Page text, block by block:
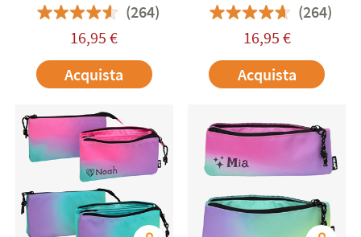
(264)
16,95 €
Acquista
(264)
16,95 €
Acquista